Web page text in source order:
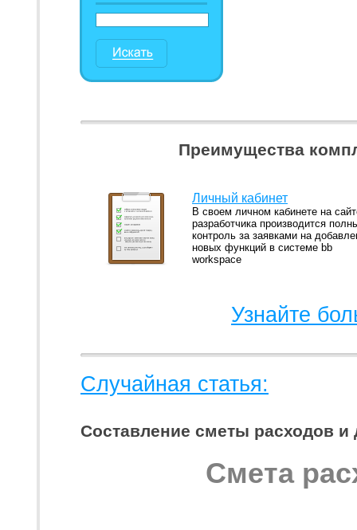
Преимущества
Личный кабинет
В своем личном кабинете на
разработчика производится
контроль за заявками на
новых функций в системе bb
workspace
Узнайте
Случайная статья:
Составление сметы расходов и
Смета